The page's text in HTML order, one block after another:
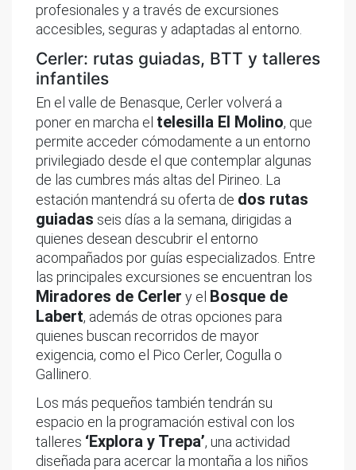
profesionales y a través de excursiones
accesibles, seguras y adaptadas al entorno.
Cerler: rutas guiadas, BTT y talleres
infantiles
En el valle de Benasque, Cerler volverá a
poner en marcha el telesilla El Molino, que
permite acceder cómodamente a un entorno
privilegiado desde el que contemplar algunas
de las cumbres más altas del Pirineo. La
estación mantendrá su oferta de dos rutas
guiadas seis días a la semana, dirigidas a
quienes desean descubrir el entorno
acompañados por guías especializados. Entre
las principales excursiones se encuentran los
Miradores de Cerler y el Bosque de
Labert, además de otras opciones para
quienes buscan recorridos de mayor
exigencia, como el Pico Cerler, Cogulla o
Gallinero.
Los más pequeños también tendrán su
espacio en la programación estival con los
talleres ‘Explora y Trepa’, una actividad
diseñada para acercar la montaña a los niños